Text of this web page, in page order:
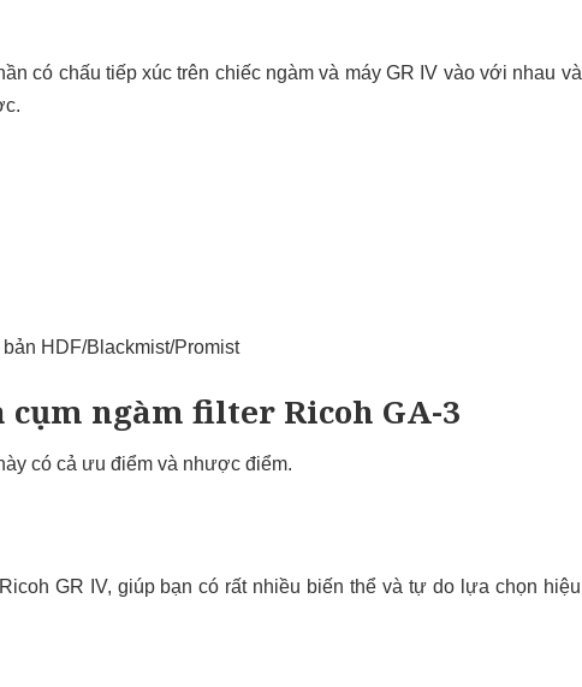
có chấu tiếp xúc trên chiếc ngàm và máy GR IV vào với nhau và
ngàm filter Ricoh GA-3
có cả ưu điểm và nhược điểm.
GR IV, giúp bạn có rất nhiều biến thể và tự do lựa chọn hiệu